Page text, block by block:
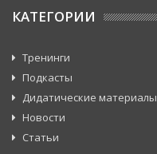
КАТЕГОРИИ
Тренинги
Подкасты
Дидатические материалы
Новости
Статьи